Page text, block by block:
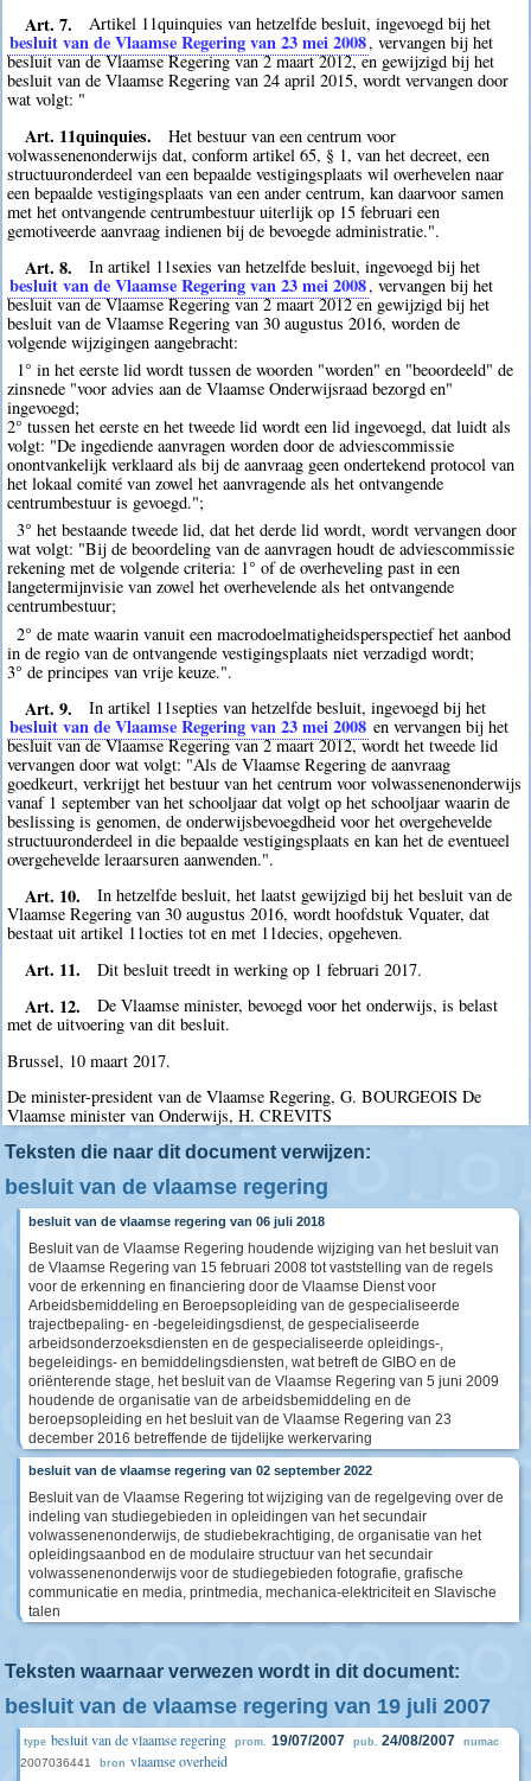
Art. 7. Artikel 11quinquies van hetzelfde besluit, ingevoegd bij het
besluit van de Vlaamse Regering van 23 mei 2008, vervangen bij het
besluit van de Vlaamse Regering van 2 maart 2012, en gewijzigd bij het
besluit van de Vlaamse Regering van 24 april 2015, wordt vervangen door
wat volgt: "
Art. 11quinquies.
Het bestuur van een centrum voor
volwassenenonderwijs dat, conform artikel 65, § 1, van het decreet, een
structuuronderdeel van een bepaalde vestigingsplaats wil overhevelen naar
een bepaalde vestigingsplaats van een ander centrum, kan daarvoor samen
met het ontvangende centrumbestuur uiterlijk op 15 februari een
gemotiveerde aanvraag indienen bij de bevoegde administratie.".
Art. 8. In artikel 11sexies van hetzelfde besluit, ingevoegd bij het
besluit van de Vlaamse Regering van 23 mei 2008, vervangen bij het
besluit van de Vlaamse Regering van 2 maart 2012 en gewijzigd bij het
besluit van de Vlaamse Regering van 30 augustus 2016, worden de
volgende wijzigingen aangebracht:
1° in het eerste lid wordt tussen de woorden "worden" en "beoordeeld" de
zinsnede "voor advies aan de Vlaamse Onderwijsraad bezorgd en"
ingevoegd;
2° tussen het eerste en het tweede lid wordt een lid ingevoegd, dat luidt als
volgt: "De ingediende aanvragen worden door de adviescommissie
onontvankelijk verklaard als bij de aanvraag geen ondertekend protocol van
het lokaal comité van zowel het aanvragende als het ontvangende
centrumbestuur is gevoegd.";
3° het bestaande tweede lid, dat het derde lid wordt, wordt vervangen door
wat volgt: "Bij de beoordeling van de aanvragen houdt de adviescommissie
rekening met de volgende criteria: 1° of de overheveling past in een
langetermijnvisie van zowel het overhevelende als het ontvangende
centrumbestuur;
2° de mate waarin vanuit een macrodoelmatigheidsperspectief het aanbod
in de regio van de ontvangende vestigingsplaats niet verzadigd wordt;
3° de principes van vrije keuze.".
Art. 9. In artikel 11septies van hetzelfde besluit, ingevoegd bij het
besluit van de Vlaamse Regering van 23 mei 2008 en vervangen bij het
besluit van de Vlaamse Regering van 2 maart 2012, wordt het tweede lid
vervangen door wat volgt: "Als de Vlaamse Regering de aanvraag
goedkeurt, verkrijgt het bestuur van het centrum voor volwassenenonderwijs
vanaf 1 september van het schooljaar dat volgt op het schooljaar waarin de
beslissing is genomen, de onderwijsbevoegdheid voor het overgehevelde
structuuronderdeel in die bepaalde vestigingsplaats en kan het de eventueel
overgehevelde leraarsuren aanwenden.".
Art. 10.
In hetzelfde besluit, het laatst gewijzigd bij het besluit van de
Vlaamse Regering van 30 augustus 2016, wordt hoofdstuk Vquater, dat
bestaat uit artikel 11octies tot en met 11decies, opgeheven.
Art. 11. Dit besluit treedt in werking op 1 februari 2017.
Art. 12.
De Vlaamse minister, bevoegd voor het onderwijs, is belast
met de uitvoering van dit besluit.
Brussel, 10 maart 2017.
De minister-president van de Vlaamse Regering, G. BOURGEOIS De
Vlaamse minister van Onderwijs, H. CREVITS
Teksten die naar dit document verwijzen:
besluit van de vlaamse regering
besluit van de vlaamse regering van 06 juli 2018
Besluit van de Vlaamse Regering houdende wijziging van het besluit van
de Vlaamse Regering van 15 februari 2008 tot vaststelling van de regels
voor de erkenning en financiering door de Vlaamse Dienst voor
Arbeidsbemiddeling en Beroepsopleiding van de gespecialiseerde
trajectbepaling- en -begeleidingsdienst, de gespecialiseerde
arbeidsonderzoeksdiensten en de gespecialiseerde opleidings-,
begeleidings- en bemiddelingsdiensten, wat betreft de GIBO en de
oriënterende stage, het besluit van de Vlaamse Regering van 5 juni 2009
houdende de organisatie van de arbeidsbemiddeling en de
beroepsopleiding en het besluit van de Vlaamse Regering van 23
december 2016 betreffende de tijdelijke werkervaring
besluit van de vlaamse regering van 02 september 2022
Besluit van de Vlaamse Regering tot wijziging van de regelgeving over de
indeling van studiegebieden in opleidingen van het secundair
volwassenenonderwijs, de studiebekrachtiging, de organisatie van het
opleidingsaanbod en de modulaire structuur van het secundair
volwassenenonderwijs voor de studiegebieden fotografie, grafische
communicatie en media, printmedia, mechanica-elektriciteit en Slavische
talen
Teksten waarnaar verwezen wordt in dit document:
besluit van de vlaamse regering van 19 juli 2007
type besluit van de vlaamse regering prom. 19/07/2007 pub. 24/08/2007 numac
2007036441 bron vlaamse overheid